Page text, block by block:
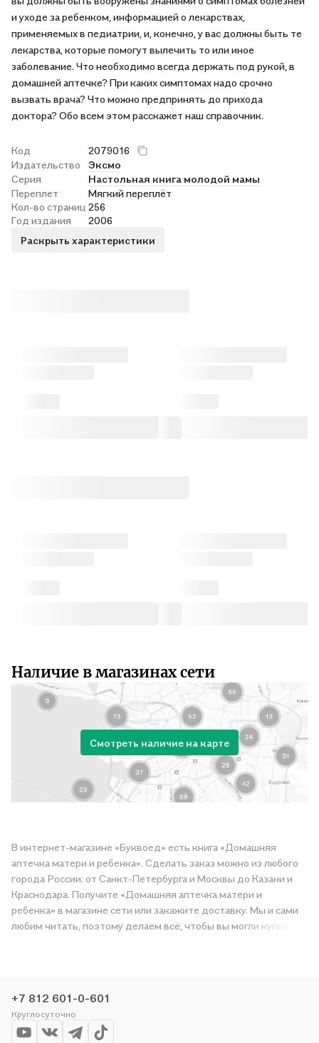
и уходе за ребенком, информацией о лекарствах,
применяемых в педиатрии, и, конечно, у вас должны быть те
лекарства, которые помогут вылечить то или иное
заболевание. Что необходимо всегда держать под рукой, в
домашней аптечке? При каких симптомах надо срочно
вызвать врача? Что можно предпринять до прихода
доктора? Обо всем этом расскажет наш справочник.
Код
2079016
Издательство
Эксмо
Серия
Настольная книга молодой мамы
Переплет
Мягкий переплёт
Кол-во страниц 256
Год издания
2006
Раскрыть характеристики
Наличие в магазинах сети
Смотреть наличие на карте
В интернет-магазине «Буквоед» есть книга «Домашняя
аптечка матери и ребенка». Сделать заказ можно из любого
города России: от Санкт-Петербурга и Москвы до Казани и
Краснодара. Получите «Домашняя аптечка матери и
ребенка» в магазине сети или закажите доставку. Мы и сами
любим читать, поэтому делаем всё, чтобы вы могли купить
+7 812 601-0-601
Круглосуточно